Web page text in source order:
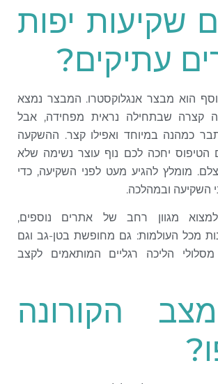
שקיעות יפות
עתיקים?
הוא מבצר אנגלוקסטרו. המבצר נמצא
קצרה שבתחילה נראית מפחידה, אבל
כמהנה במיוחד ואפילו קצר. ההשקעה
הטיפוס יחכה לכם נוף עוצר נשימה שלא
מומלץ להגיע מעט לפני השקיעה, כדי
השקיעה ובמהלכה.
למצוא מגוון רחב של אתרים נוספים,
מכל העולמות: גם מחופשת בטן-גב וגם
מסלולי הליכה רגליים המותאמים לקצב
הקורונה